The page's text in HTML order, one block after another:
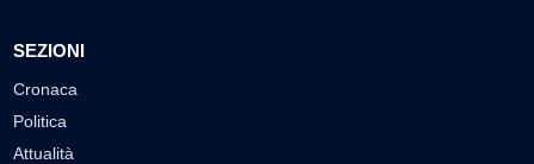
SEZIONI
Cronaca
Politica
Attualità